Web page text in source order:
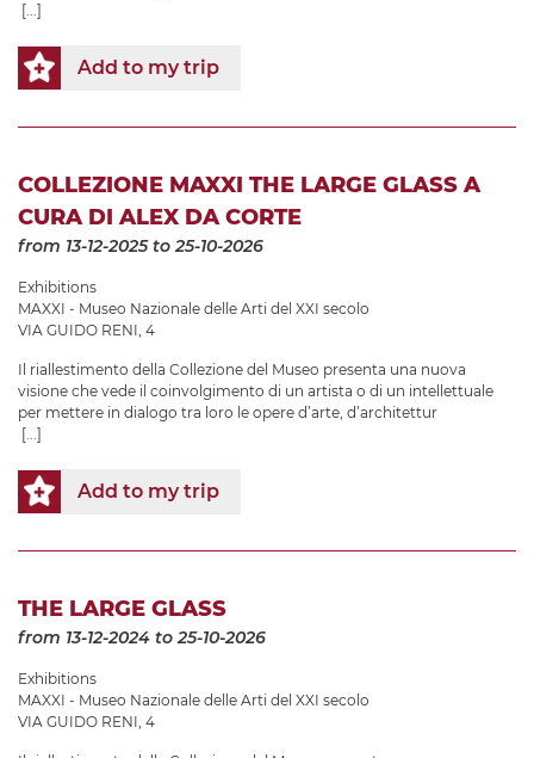
[...]
Add to my trip
COLLEZIONE MAXXI THE LARGE GLASS A
CURA DI ALEX DA CORTE
from 13-12-2025to 25-10-2026
Exhibitions
MAXXI - Museo Nazionale delle Arti del XXI secolo
VIA GUIDO RENI, 4
Il riallestimento della Collezione del Museo presenta una nuova
visione che vede il coinvolgimento di un artista o di un intellettuale
per mettere in dialogo tra loro le opere d’arte, d’architettur
[...]
Add to my trip
THE LARGE GLASS
from 13-12-2024 to 25-10-2026
Exhibitions
MAXXI - Museo Nazionale delle Arti del XXI secolo
VIA GUIDO RENI, 4